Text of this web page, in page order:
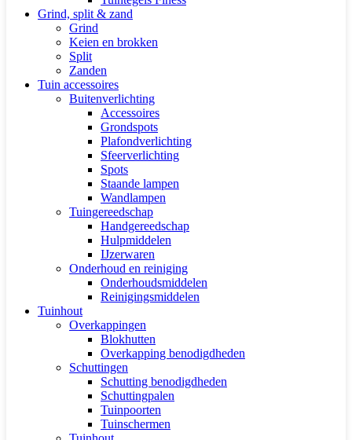
Grind, split & zand
Grind
Keien en brokken
Split
Zanden
Tuin accessoires
Buitenverlichting
Accessoires
Grondspots
Plafondverlichting
Sfeerverlichting
Spots
Staande lampen
Wandlampen
Tuingereedschap
Handgereedschap
Hulpmiddelen
IJzerwaren
Onderhoud en reiniging
Onderhoudsmiddelen
Reinigingsmiddelen
Tuinhout
Overkappingen
Blokhutten
Overkapping benodigdheden
Schuttingen
Schutting benodigdheden
Schuttingpalen
Tuinpoorten
Tuinschermen